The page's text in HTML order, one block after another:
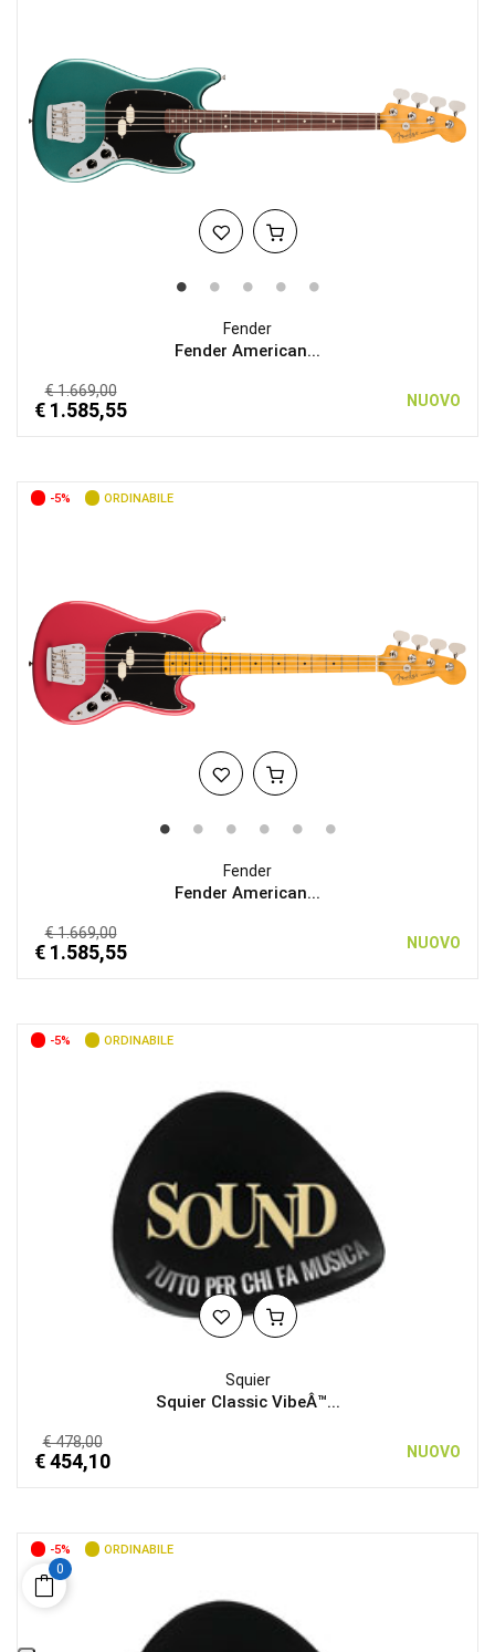
Fender
Fender American...
€ 1.669,00
€ 1.585,55 NUOVO
-5% ORDINABILE
Fender
Fender American...
€ 1.669,00
€ 1.585,55 NUOVO
-5% ORDINABILE
Squier
Squier Classic VibeÂ™...
€ 478,00
€ 454,10 NUOVO
-5% ORDINABILE
0